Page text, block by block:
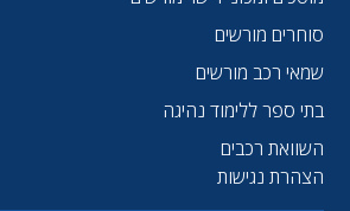
סוחרים מורשים
שמאי רכב מורשים
בתי ספר ללימוד נהיגה
השוואת רכבים
הצהרת נגישות